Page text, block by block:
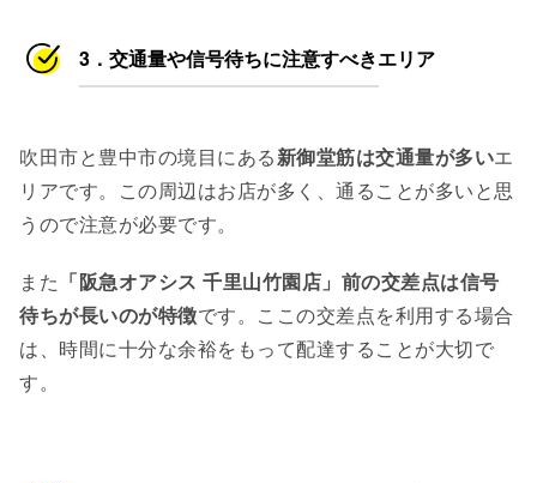
3．交通量や信号待ちに注意すべきエリア
吹田市と豊中市の境目にある新御堂筋は交通量が多いエ
リアです。この周辺はお店が多く、通ることが多いと思
うので注意が必要です。
また 「阪急オアシス 千里山竹園店」前の交差点は信号
待ちが長いのが特徴です。ここの交差点を利用する場合
は、時間に十分な余裕をもって配達することが大切で
す。